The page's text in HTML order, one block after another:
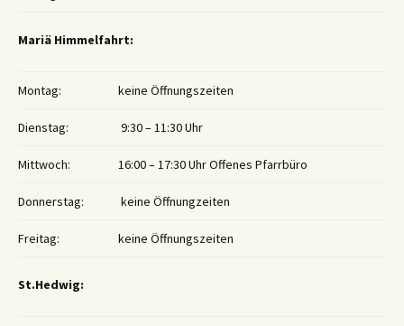
Mariä Himmelfahrt:
Montag: keine Öffnungszeiten
Dienstag: 9:30 – 11:30 Uhr
Mittwoch: 16:00 – 17:30 Uhr Offenes Pfarrbüro
Donnerstag: keine Öffnungzeiten
Freitag: keine Öffnungszeiten
St.Hedwig: